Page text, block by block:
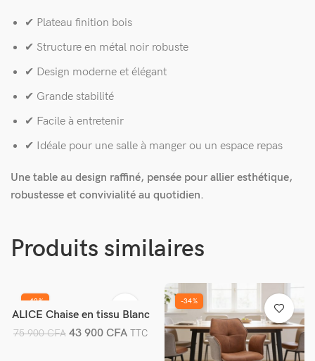
✔ Plateau finition bois
✔ Structure en métal noir robuste
✔ Design moderne et élégant
✔ Grande stabilité
✔ Facile à entretenir
✔ Idéale pour une salle à manger ou un espace repas
Une table au design raffiné, pensée pour allier esthétique,
robustesse et convivialité au quotidien.
Produits similaires
-42%
Ajouter au panier
ALICE Chaise en tissu Blanc
75 900CFA 43 900 CFA TTC
-34%